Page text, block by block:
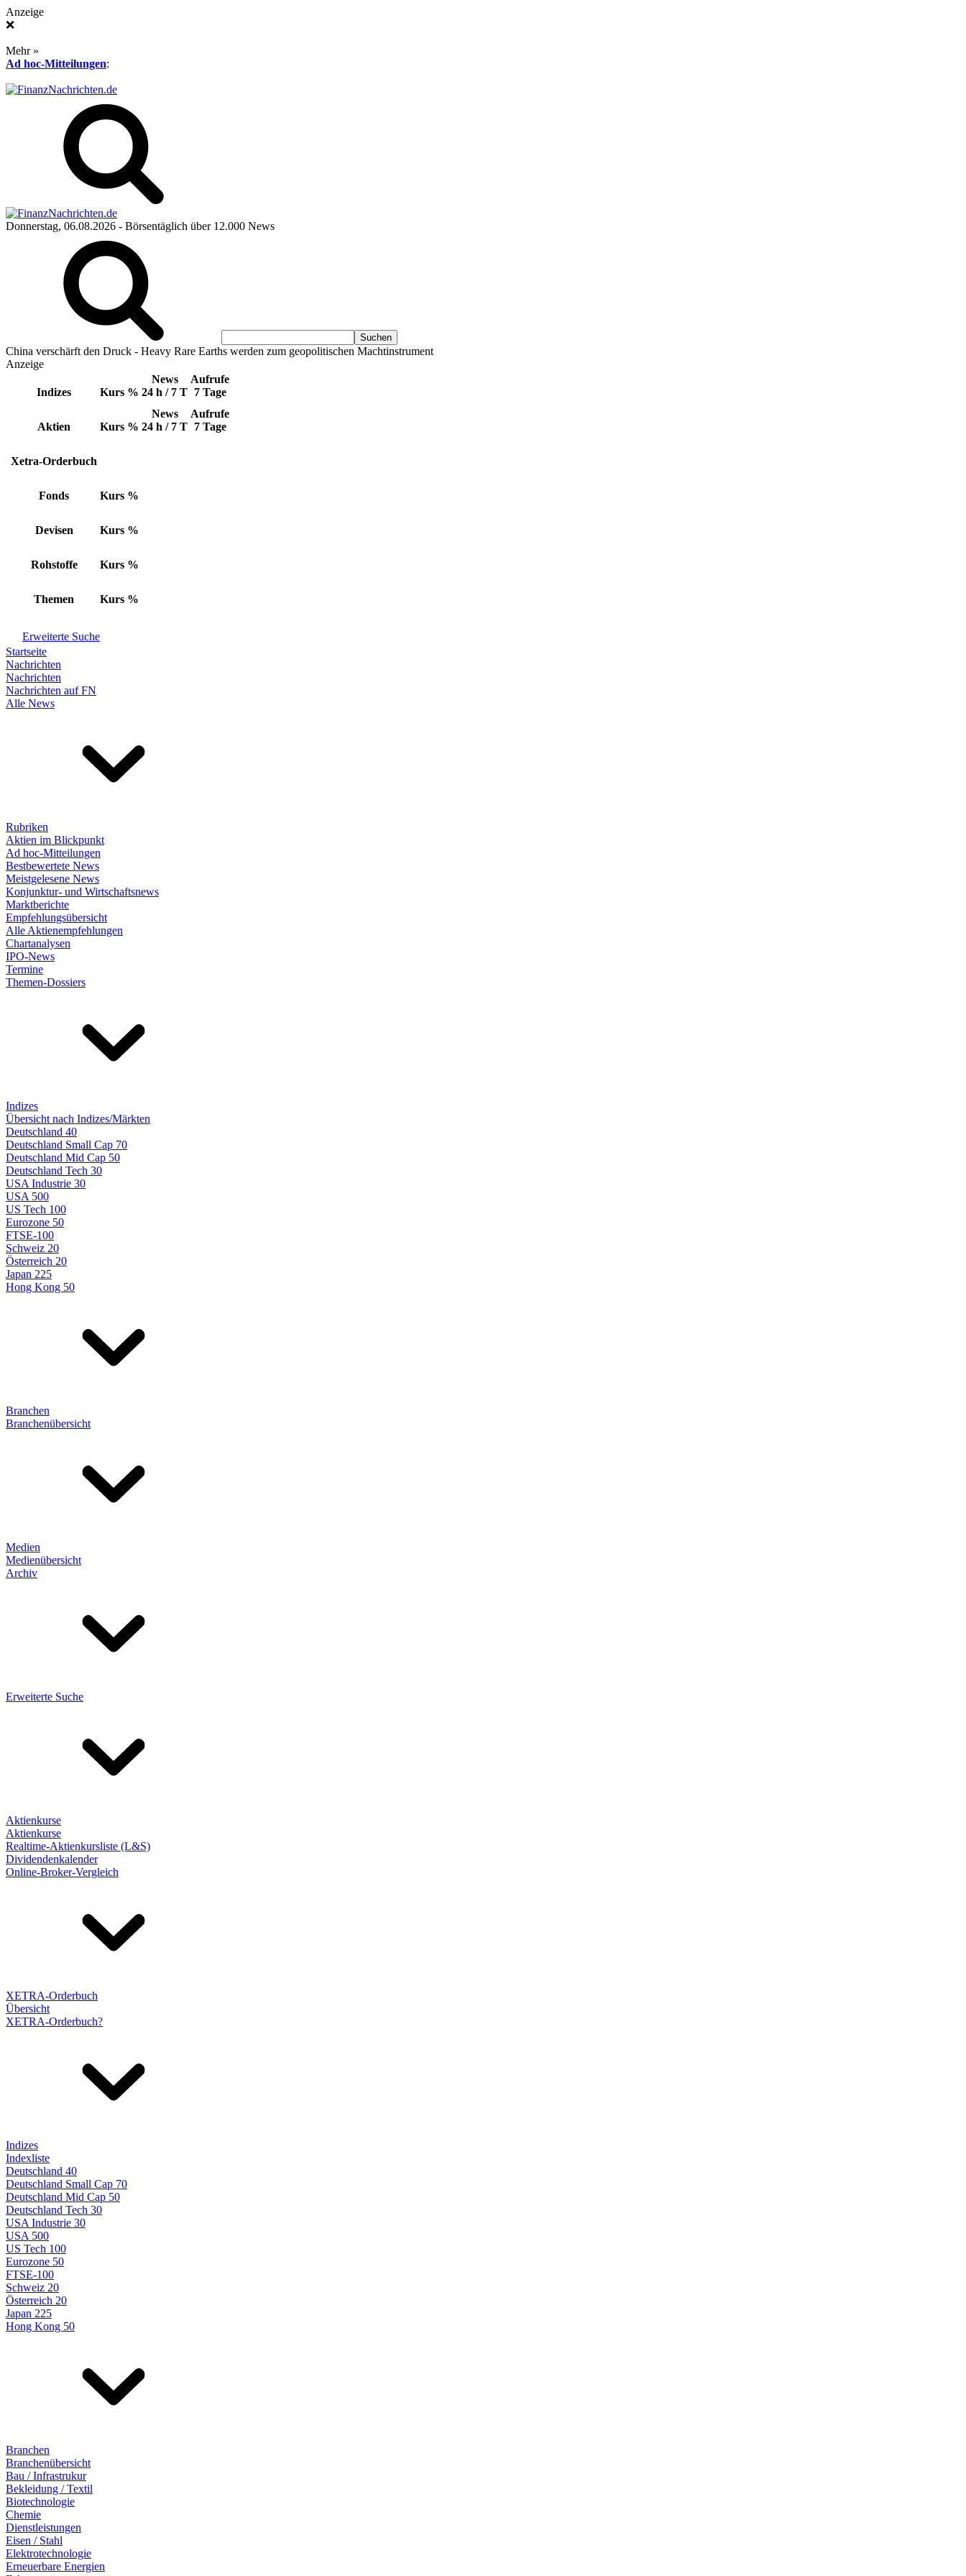
Anzeige
❌
Mehr »
Ad hoc-Mitteilungen:
Donnerstag, 06.08.2026 - Börsentäglich über 12.000 News
China verschärft den Druck - Heavy Rare Earths werden zum geopolitischen Machtinstrument
Anzeige
Indizes Kurs %
News
24 h / 7 T
Aufrufe
7 Tage
Aktien Kurs %
News
24 h / 7 T
Aufrufe
7 Tage
Xetra-Orderbuch
Fonds Kurs %
Devisen Kurs %
Rohstoffe Kurs %
Themen Kurs %
Erweiterte Suche
Startseite
Nachrichten
Nachrichten
Nachrichten auf FN
Alle News
Rubriken
Aktien im Blickpunkt
Ad hoc-Mitteilungen
Bestbewertete News
Meistgelesene News
Konjunktur- und Wirtschaftsnews
Marktberichte
Empfehlungsübersicht
Alle Aktienempfehlungen
Chartanalysen
IPO-News
Termine
Themen-Dossiers
Indizes
Übersicht nach Indizes/Märkten
Deutschland 40
Deutschland Small Cap 70
Deutschland Mid Cap 50
Deutschland Tech 30
USA Industrie 30
USA 500
US Tech 100
Eurozone 50
FTSE-100
Schweiz 20
Österreich 20
Japan 225
Hong Kong 50
Branchen
Branchenübersicht
Medien
Medienübersicht
Archiv
Erweiterte Suche
Aktienkurse
Aktienkurse
Realtime-Aktienkursliste (L&S)
Dividendenkalender
Online-Broker-Vergleich
XETRA-Orderbuch
Übersicht
XETRA-Orderbuch?
Indizes
Indexliste
Deutschland 40
Deutschland Small Cap 70
Deutschland Mid Cap 50
Deutschland Tech 30
USA Industrie 30
USA 500
US Tech 100
Eurozone 50
FTSE-100
Schweiz 20
Österreich 20
Japan 225
Hong Kong 50
Branchen
Branchenübersicht
Bau / Infrastrukur
Bekleidung / Textil
Biotechnologie
Chemie
Dienstleistungen
Eisen / Stahl
Elektrotechnologie
Erneuerbare Energien